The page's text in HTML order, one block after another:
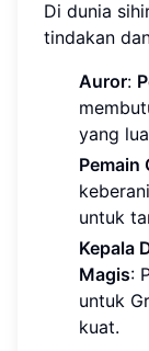
Di dunia
tindakan
Auror:
yang
Pemain
untuk
Kepala
Magis:
untuk
kuat.